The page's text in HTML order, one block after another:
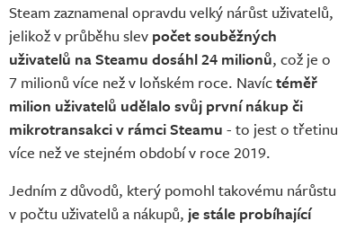
Steam zaznamenal opravdu velký nárůst uživatelů,
jelikož v průběhu slev počet souběžných
uživatelů na Steamu dosáhl 24 milionů, což je o
7 milionů více než v loňském roce. Navíctéměř
milion uživatelů udělalo svůj první nákup či
mikrotransakci v rámci Steamu - to jest o třetinu
více než ve stejném období v roce 2019.
Jedním z důvodů, který pomohl takovému nárůstu
v počtu uživatelů a nákupů, je stále probíhající